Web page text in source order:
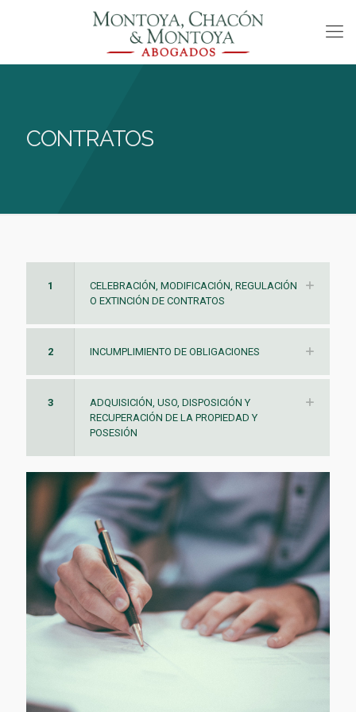
CONTRATOS
1
CELEBRACIÓN, MODIFICACIÓN, REGULACIÓN
O EXTINCIÓN DE CONTRATOS
2 INCUMPLIMIENTO DE OBLIGACIONES
3
ADQUISICIÓN, USO, DISPOSICIÓN Y
RECUPERACIÓN DE LA PROPIEDAD Y
POSESIÓN